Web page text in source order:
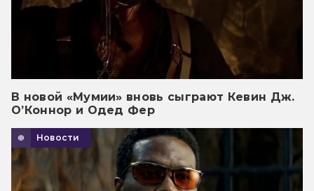
В новой «Мумии» вновь сыграют Кевин Дж.
О’Коннор и Одед Фер
Новости